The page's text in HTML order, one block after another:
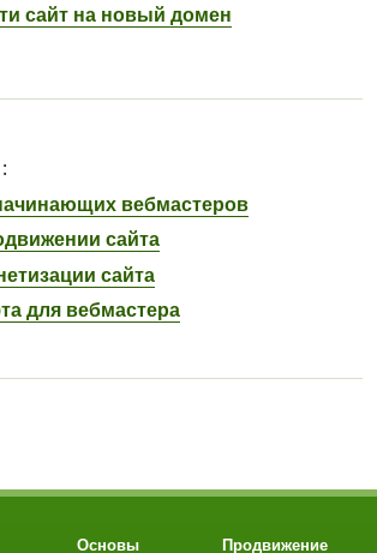
сайт на новый домен
:
вебмастеров
сайта
сайта
для вебмастера
Основы Продвижение